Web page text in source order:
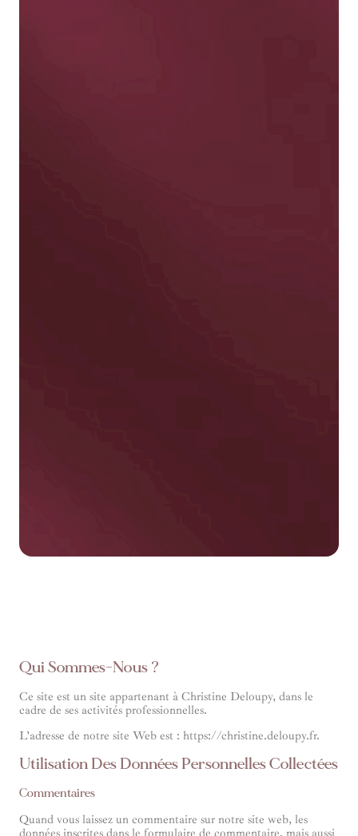
Qui Sommes-Nous ?
Ce site est un site appartenant à Christine Deloupy, dans le
cadre de ses activités professionnelles.
L’adresse de notre site Web est : https://christine.deloupy.fr.
Utilisation Des Données Personnelles Collectées
Commentaires
Quand vous laissez un commentaire sur notre site web, les
données inscrites dans le formulaire de commentaire, mais aussi